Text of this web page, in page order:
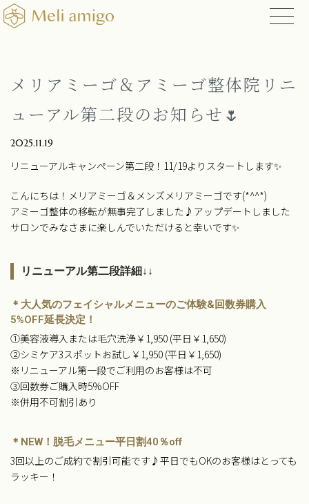
メリアミーゴ＆アミーゴ整体院リニ
ューアル第二段のお知らせ🌷
2025.11.19
リニューアルキャンペーン第二段！11/19よりスタートします✨
こんにちは！メリアミーゴ＆メンズメリアミーゴです(*^^*)
アミーゴ整体の移転が無事完了しました♪アップデートしました
サロンでみなさまに楽しんでいただけると幸いです✨
リニューアル第二段詳細↓↓
＊大人気のフェイシャルメニューのご体験&回数券購入
5%OFF延長決定！
①美容液導入または毛穴洗浄￥1,950 (平日￥1,650)
②シミケア3スポットお試し￥1,950 (平日￥1,650)
※リニューアル第一段でご利用のお客様は不可
③回数券ご購入時5%OFF
※併用不可割引あり
＊NEW！脱毛メニュー平日割40％off
3回以上のご成約で割引可能です♪平日でもOKのお客様はとっても
ラッキー！